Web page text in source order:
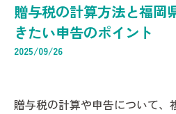
贈与税の計算方法と福岡
きたい申告のポイント
2025/09/26
贈与税の計算や申告について、